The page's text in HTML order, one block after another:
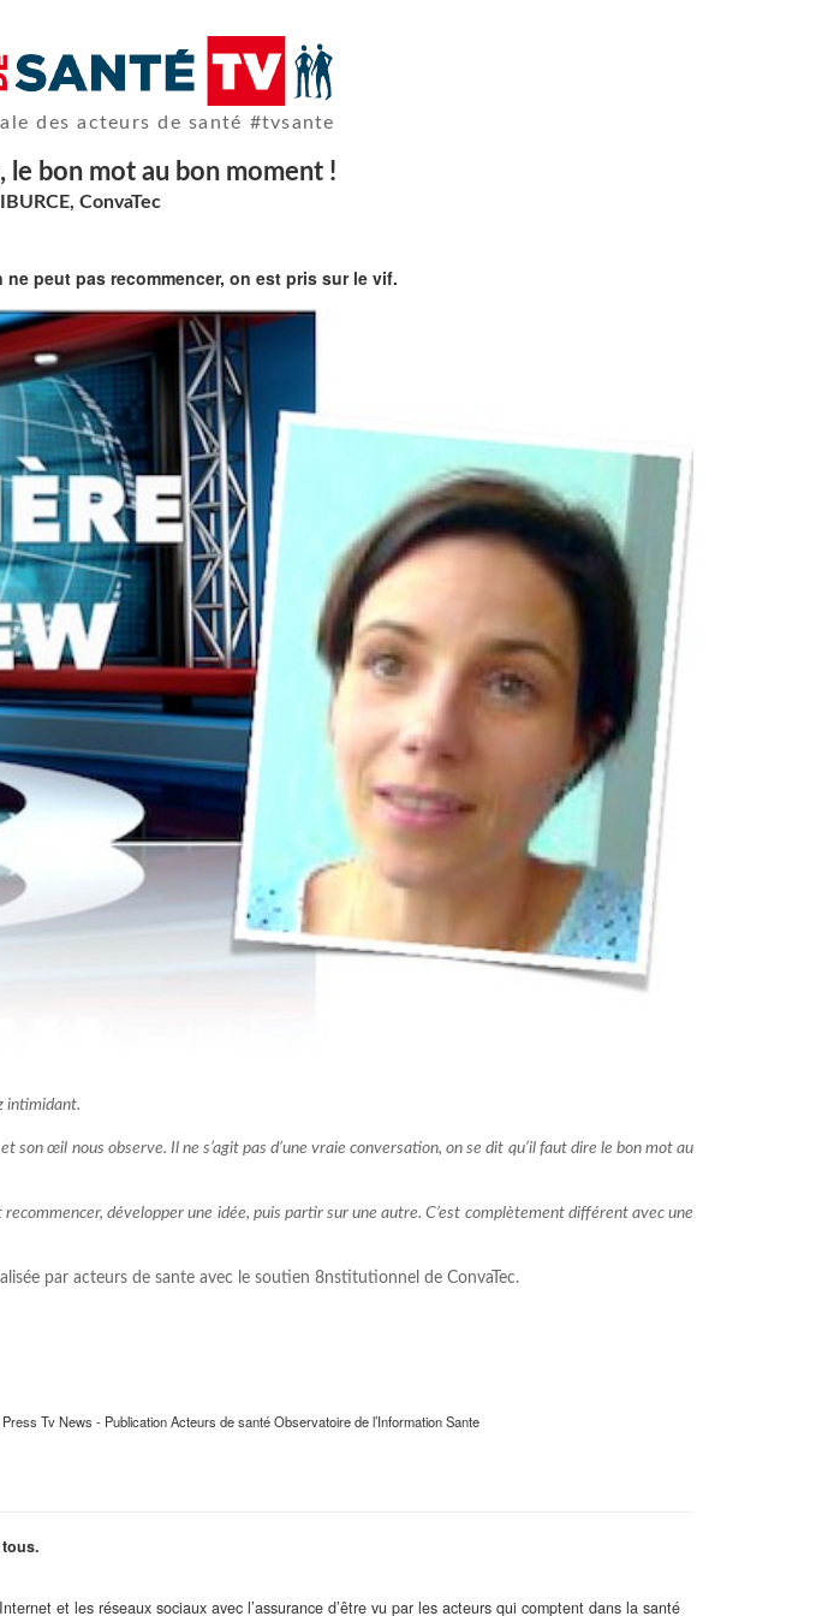
des acteurs de santé #tvsante
bon mot au bon moment !
ConvaTec
peut pas recommencer, on est pris sur le vif.
intimidant.
son œil nous observe. Il ne s’agit pas d’une vraie conversation, on se dit qu’il faut dire le bon mot au
développer une idée, puis partir sur une autre. C’est complètement différent avec une
par acteurs de sante avec le soutien 8nstitutionnel de ConvaTec.
Tv News - Publication Acteurs de santé Observatoire de l’Information Sante
et les réseaux sociaux avec l’assurance d’être vu par les acteurs qui comptent dans la santé